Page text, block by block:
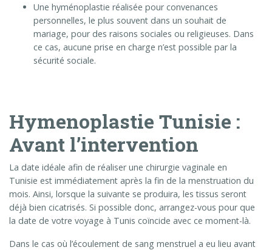
Une hyménoplastie réalisée pour convenances
personnelles, le plus souvent dans un souhait de
mariage, pour des raisons sociales ou religieuses. Dans
ce cas, aucune prise en charge n’est possible par la
sécurité sociale.
Hymenoplastie Tunisie :
Avant l’intervention
La date idéale afin de réaliser une chirurgie vaginale en
Tunisie est immédiatement après la fin de la menstruation du
mois. Ainsi, lorsque la suivante se produira, les tissus seront
déjà bien cicatrisés. Si possible donc, arrangez-vous pour que
la date de votre voyage à Tunis coïncide avec ce moment-là.
Dans le cas où l’écoulement de sang menstruel a eu lieu avant